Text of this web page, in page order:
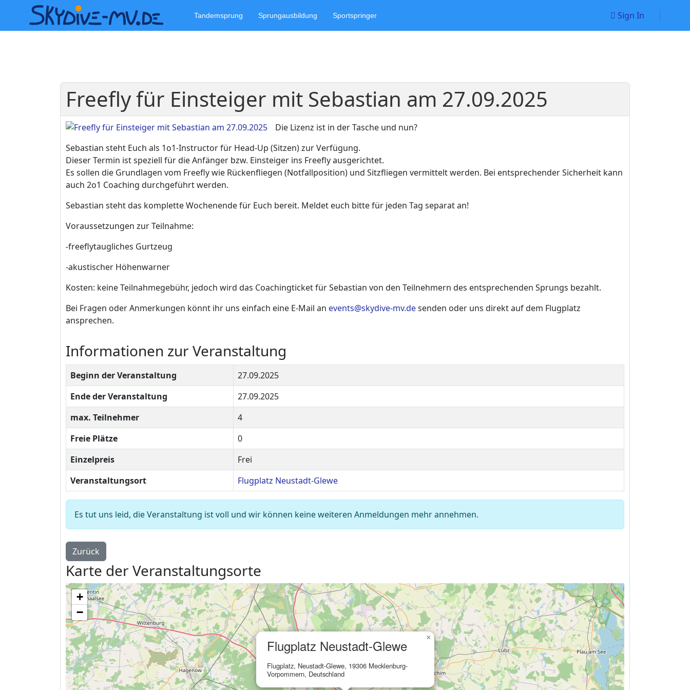
Tandemsprung Sprungausbildung Sportspringer Sign In
Freefly für Einsteiger mit Sebastian am 27.09.2025
Die Lizenz ist in der Tasche und nun?
Sebastian steht Euch als 1o1-Instructor für Head-Up (Sitzen) zur Verfügung.
Dieser Termin ist speziell für die Anfänger bzw. Einsteiger ins Freefly ausgerichtet.
Es sollen die Grundlagen vom Freefly wie Rückenfliegen (Notfallposition) und Sitzfliegen vermittelt werden. Bei entsprechender Sicherheit kann
auch 2o1 Coaching durchgeführt werden.
Sebastian steht das komplette Wochenende für Euch bereit. Meldet euch bitte für jeden Tag separat an!
Voraussetzungen zur Teilnahme:
-freeflytaugliches Gurtzeug
-akustischer Höhenwarner
Kosten: keine Teilnahmegebühr, jedoch wird das Coachingticket für Sebastian von den Teilnehmern des entsprechenden Sprungs bezahlt.
Bei Fragen oder Anmerkungen könnt ihr uns einfach eine E-Mail an events@skydive-mv.desenden oder uns direkt auf dem Flugplatz
ansprechen.
Informationen zur Veranstaltung
Beginn der Veranstaltung
27.09.2025
Ende der Veranstaltung
27.09.2025
max. Teilnehmer
4
Freie Plätze
0
Einzelpreis
Frei
Veranstaltungsort
Flugplatz Neustadt-Glewe
Es tut uns leid, die Veranstaltung ist voll und wir können keine weiteren Anmeldungen mehr annehmen.
Zurück
Karte der Veranstaltungsorte
Flugplatz Neustadt-Glewe
Flugplatz, Neustadt-Glewe, 19306 Mecklenburg-
Vorpommern, Deutschland
×
+
−